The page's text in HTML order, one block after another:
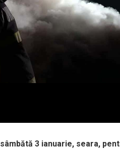
3 ianuarie, seara,